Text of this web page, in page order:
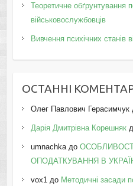
Теоретичне обґрунтування
військовослужбовців
Вивчення психічних станів
ОСТАННІ
Олег Павлович Герасимчук
Дарія Дмитрівна Корешняк
umnachkaдо
ОПОДАТКУВАННЯ В
vox1до Методичні засади